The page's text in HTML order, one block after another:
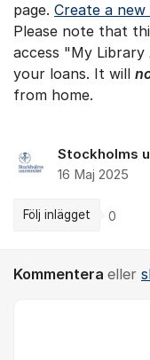
page. Create a
Please note that
access "My
your loans. It will
from home.
Stockholms
16 Maj 2025
Följ inlägget 0
Kommentera eller